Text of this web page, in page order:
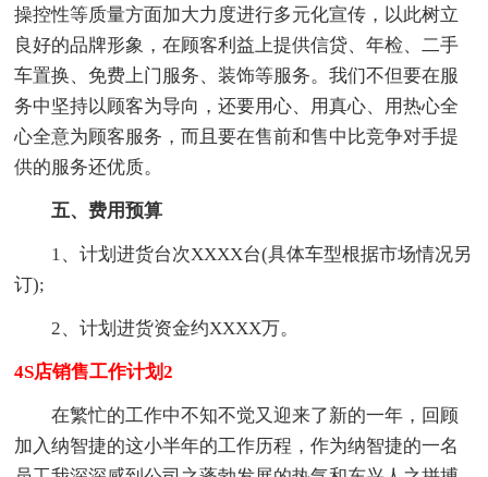
操控性等质量方面加大力度进行多元化宣传，以此树立
良好的品牌形象，在顾客利益上提供信贷、年检、二手
车置换、免费上门服务、装饰等服务。我们不但要在服
务中坚持以顾客为导向，还要用心、用真心、用热心全
心全意为顾客服务，而且要在售前和售中比竞争对手提
供的服务还优质。
五、费用预算
1、计划进货台次XXXX台(具体车型根据市场情况另
订);
2、计划进货资金约XXXX万。
4S店销售工作计划2
在繁忙的工作中不知不觉又迎来了新的一年，回顾
加入纳智捷的这小半年的工作历程，作为纳智捷的一名